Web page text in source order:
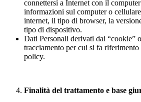
connettersi a Internet con il
informazioni sul computer o
internet, il tipo di browser, la
tipo di dispositivo.
Dati Personali derivati dai “cookie”
tracciamento per cui si fa
policy.
Finalità del trattamento e base